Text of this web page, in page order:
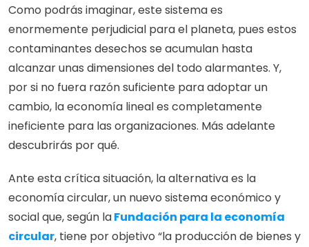
Como podrás imaginar, este sistema es
enormemente perjudicial para el planeta, pues estos
contaminantes desechos se acumulan hasta
alcanzar unas dimensiones del todo alarmantes. Y,
por si no fuera razón suficiente para adoptar un
cambio, la economía lineal es completamente
ineficiente para las organizaciones. Más adelante
descubrirás por qué.
Ante esta crítica situación, la alternativa es la
economía circular, un nuevo sistema económico y
social que, según laFundación para la economía
circular, tiene por objetivo “la producción de bienes y